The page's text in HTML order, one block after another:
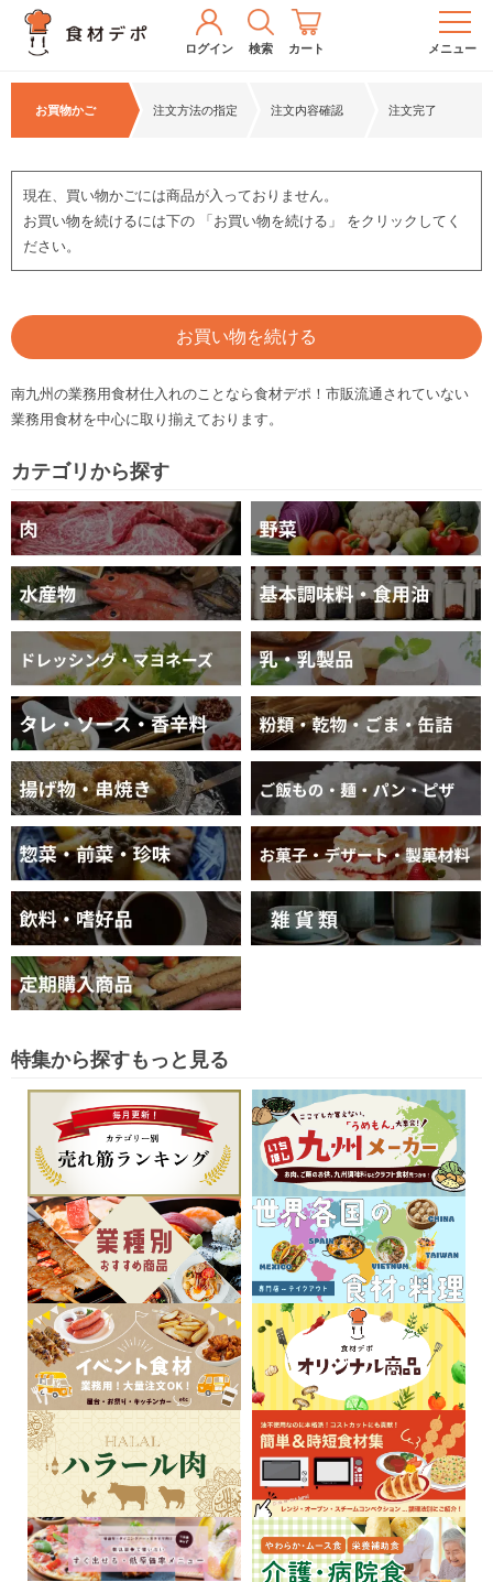
ログイン 検索 カート メニュー
お買物かご 注文方法の指定 注文内容確認 注文完了
現在、買い物かごには商品が入っておりません。
お買い物を続けるには下の 「お買い物を続ける」 をクリックしてく
ださい。
お買い物を続ける
南九州の業務用食材仕入れのことなら食材デポ！市販流通されていない
業務用食材を中心に取り揃えております。
カテゴリから探す
特集から探すもっと見る